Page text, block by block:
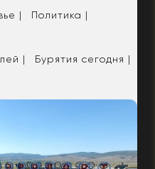
|
Политика |
|
Бурятия сегодня |